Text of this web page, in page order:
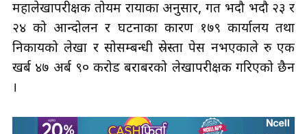
महालेखापरीक्षक तोयम रायाका अनुसार, गत भदौ भदौ २३ र
२४ को आन्दोलन र घटनाका कारण १७९ कार्यालय तथा
निकायको लेखा र सोसम्बन्धी स्रेस्ता पेस नभएकाले रु एक
खर्ब ४७ अर्ब ९० करोड बराबरको लेखापरीक्षक गरिएको छैन
।